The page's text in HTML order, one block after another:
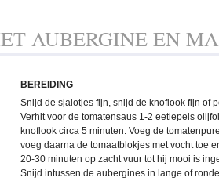
AUBERGINE EN
BEREIDING
Snijd de sjalotjes fijn, snijd de knoflook fijn of
Verhit voor de tomatensaus 1-2 eetlepels
knoflook circa 5 minuten. Voeg de
voeg daarna de tomaatblokjes met vocht toe
20-30 minuten op zacht vuur tot hij mooi is
Snijd intussen de aubergines in lange of